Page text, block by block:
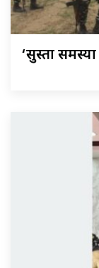
‘सुस्ता समस्या